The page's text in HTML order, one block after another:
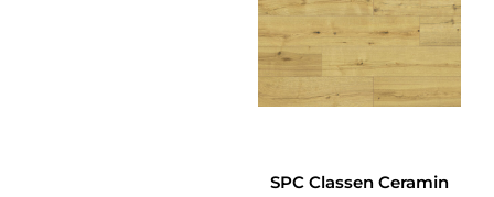
SPC Classen Ceramin